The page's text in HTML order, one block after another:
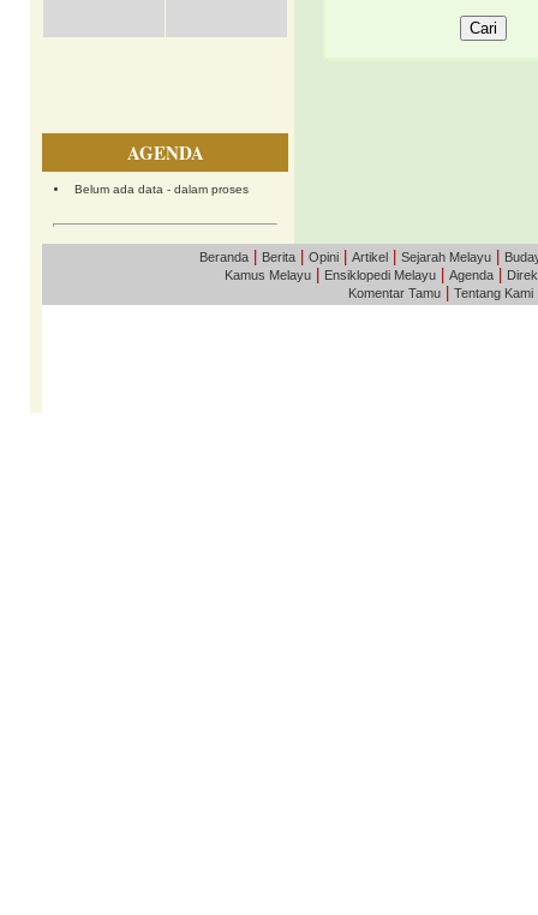
AGENDA
Belum ada data - dalam proses
Beranda Berita Opini Artikel Sejarah Melayu
Kamus Melayu
Ensiklopedi Melayu Agenda
Komentar Tamu
Tentang Kami